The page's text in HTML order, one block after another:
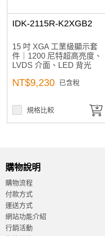
IDK-2115R-K2XGB2
15 吋 XGA 工業級顯示套
件｜1200 尼特超高亮度、
LVDS 介面、LED 背光
NT$9,230 已含稅
規格比較
購物說明
購物流程
付款方式
運送方式
網站功能介紹
行銷活動